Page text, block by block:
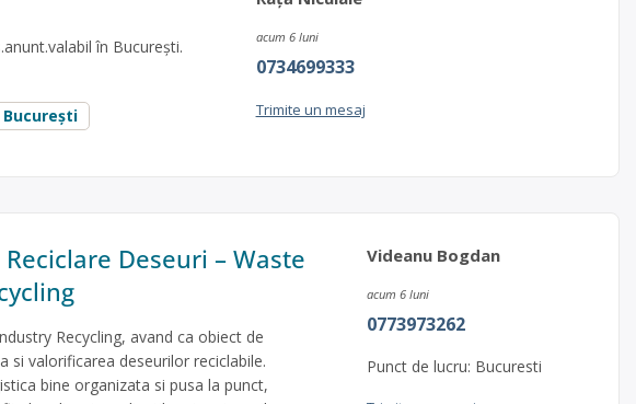
în București.
acum 6 luni
0734699333
Trimite un mesaj
Deseuri – Waste
Recycling, avand ca obiect de
si valorificarea deseurilor reciclabile.
bine organizata si pusa la punct,
Videanu Bogdan
acum 6 luni
0773973262
Punct de lucru: Bucuresti